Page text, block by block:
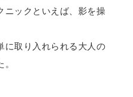
ニックといえば、影を操
に取り入れられる大人の